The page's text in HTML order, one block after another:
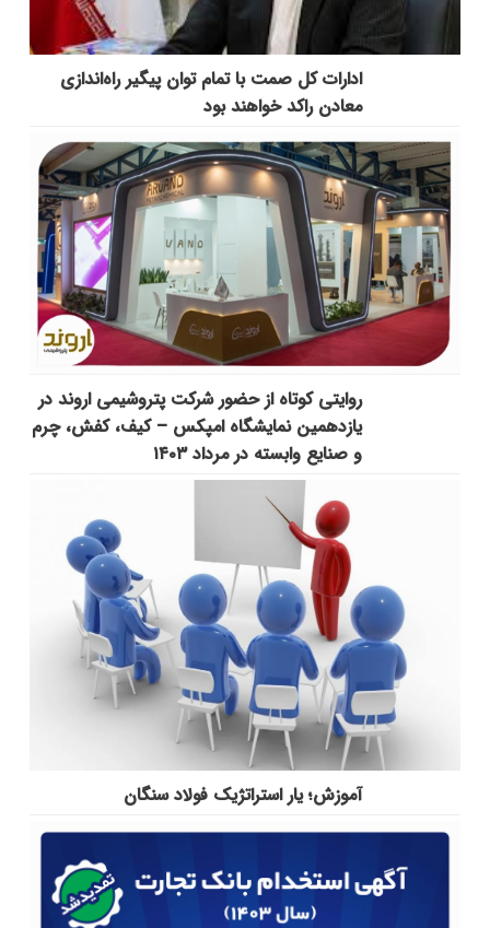
ادارات کل صمت با تمام توان پیگیر راه‌اندازی
معادن راکد خواهند بود
روایتی کوتاه از حضور شرکت پتروشیمی اروند در
یازدهمین نمایشگاه امپکس‌ – کیف، کفش، چرم
و صنایع وابسته در مرداد ۱۴۰۳
آموزش؛ یار استراتژیک فولاد سنگان